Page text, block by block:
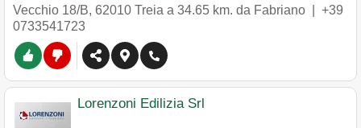
Vecchio 18/B, 62010 Treia a 34.65 km. da Fabriano | +39
0733541723
Lorenzoni Edilizia Srl